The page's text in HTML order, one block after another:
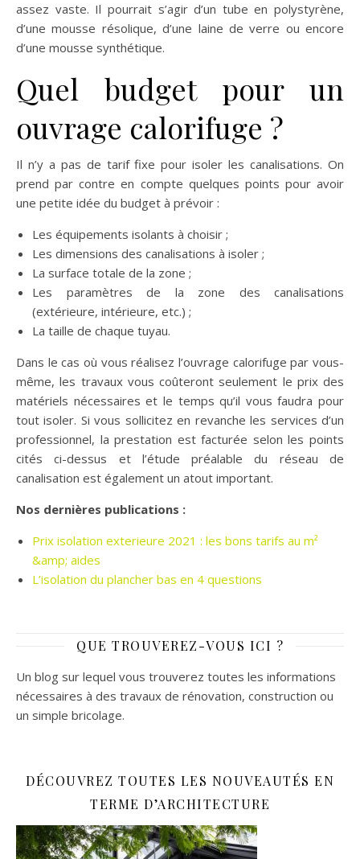
assez vaste. Il pourrait s’agir d’un tube en polystyrène,
d’une mousse résolique, d’une laine de verre ou encore
d’une mousse synthétique.
Quel budget pour un
ouvrage calorifuge ?
Il n’y a pas de tarif fixe pour isoler les canalisations. On
prend par contre en compte quelques points pour avoir
une petite idée du budget à prévoir :
Les équipements isolants à choisir ;
Les dimensions des canalisations à isoler ;
La surface totale de la zone ;
Les paramètres de la zone des canalisations
(extérieure, intérieure, etc.) ;
La taille de chaque tuyau.
Dans le cas où vous réalisez l’ouvrage calorifuge par vous-
même, les travaux vous coûteront seulement le prix des
matériels nécessaires et le temps qu’il vous faudra pour
tout isoler. Si vous sollicitez en revanche les services d’un
professionnel, la prestation est facturée selon les points
cités ci-dessus et l’étude préalable du réseau de
canalisation est également un atout important.
Nos dernières publications :
Prix isolation exterieure 2021 : les bons tarifs au m²
&amp; aides
L’isolation du plancher bas en 4 questions
QUE TROUVEREZ-VOUS ICI ?
Un blog sur lequel vous trouverez toutes les informations
nécessaires à des travaux de rénovation, construction ou
un simple bricolage.
DÉCOUVREZ TOUTES LES NOUVEAUTÉS EN
TERME D’ARCHITECTURE